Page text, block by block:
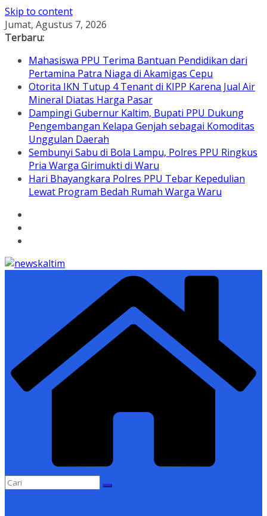
Skip to content
Jumat, Agustus 7, 2026
Terbaru:
Mahasiswa PPU Terima Bantuan Pendidikan dari
Pertamina Patra Niaga di Akamigas Cepu
Otorita IKN Tutup 4 Tenant di KIPP Karena Jual Air
Mineral Diatas Harga Pasar
Dampingi Gubernur Kaltim, Bupati PPU Dukung
Pengembangan Kelapa Genjah sebagai Komoditas
Unggulan Daerah
Sembunyi Sabu di Bola Lampu, Polres PPU Ringkus
Pria Warga Girimukti di Waru
Hari Bhayangkara Polres PPU Tebar Kepedulian
Lewat Program Bedah Rumah Warga Waru